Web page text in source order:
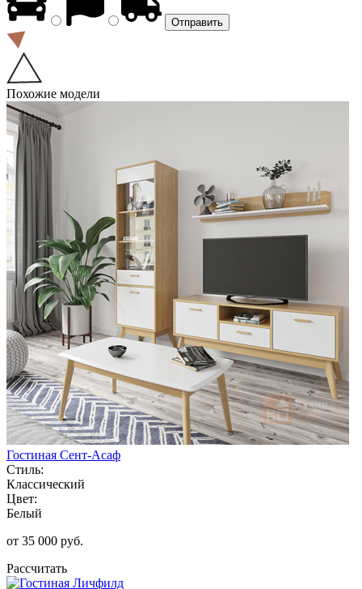
Похожие модели
Гостиная Сент-Асаф
Стиль:
Классический
Цвет:
Белый
от 35 000 руб.
Рассчитать